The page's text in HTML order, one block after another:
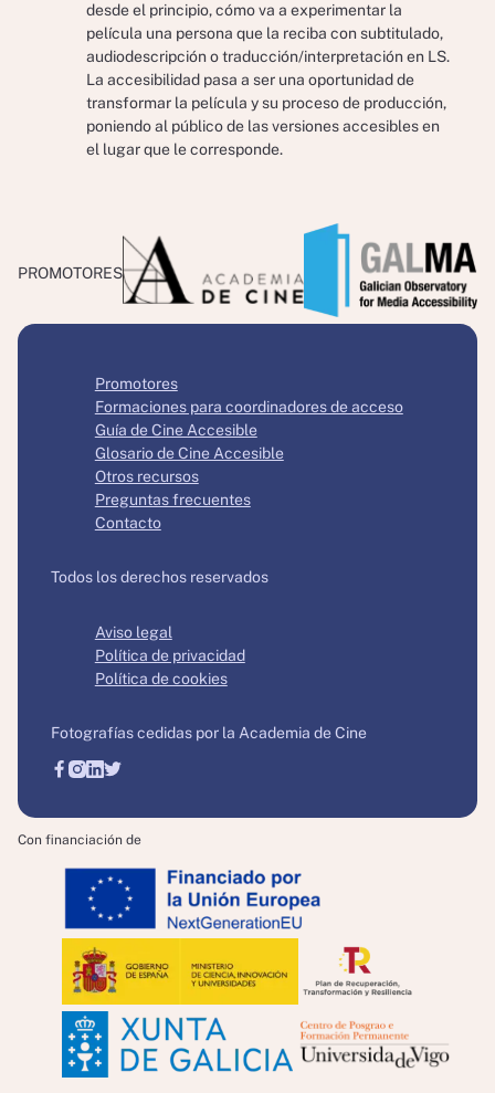
desde el principio, cómo va a experimentar la
película una persona que la reciba con subtitulado,
audiodescripción o traducción/interpretación en LS.
La accesibilidad pasa a ser una oportunidad de
transformar la película y su proceso de producción,
poniendo al público de las versiones accesibles en
el lugar que le corresponde.
PROMOTORES
Promotores
Formaciones para coordinadores de acceso
Guía de Cine Accesible
Glosario de Cine Accesible
Otros recursos
Preguntas frecuentes
Contacto
Todos los derechos reservados
Aviso legal
Política de privacidad
Política de cookies
Fotografías cedidas por la Academia de Cine
Con financiación de